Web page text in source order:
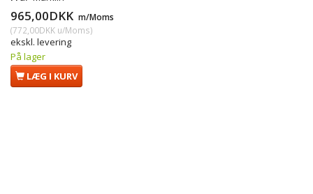
965,00DKK m/Moms
(772,00DKK u/Moms)
ekskl. levering
På lager
LÆG I KURV